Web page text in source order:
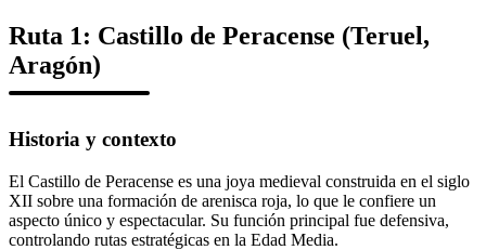
Ruta 1: Castillo de Peracense (Teruel,
Aragón)
Historia y contexto
El Castillo de Peracense es una joya medieval construida en el siglo
XII sobre una formación de arenisca roja, lo que le confiere un
aspecto único y espectacular. Su función principal fue defensiva,
controlando rutas estratégicas en la Edad Media.